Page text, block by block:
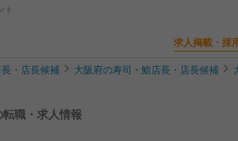
ト
求人掲載・採
・店長候補 大阪府の寿司・鮨店長・店長候補
職・求人情報